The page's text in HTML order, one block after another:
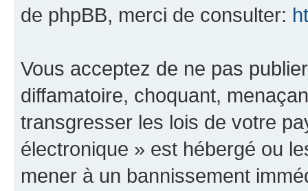
de phpBB, merci de consulter:
Vous acceptez de ne pas
diffamatoire, choquant,
transgresser les lois de votre
électronique » est hébergé ou
mener à un bannissement